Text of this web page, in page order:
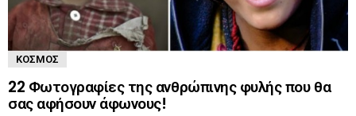
ΚΌΣΜΟΣ
22 Φωτογραφίες της ανθρώπινης φυλής που θα
σας αφήσουν άφωνους!